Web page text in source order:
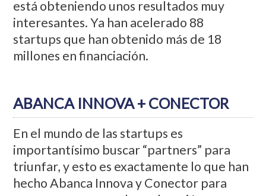
está obteniendo unos resultados muy
interesantes. Ya han acelerado 88
startups que han obtenido más de 18
millones en financiación.
ABANCA INNOVA + CONECTOR
En el mundo de las startups es
importantísimo buscar “partners” para
triunfar, y esto es exactamente lo que han
hecho Abanca Innova y Conector para